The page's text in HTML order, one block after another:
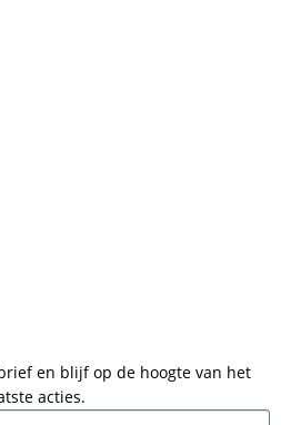
en blijf op de hoogte van het
acties.